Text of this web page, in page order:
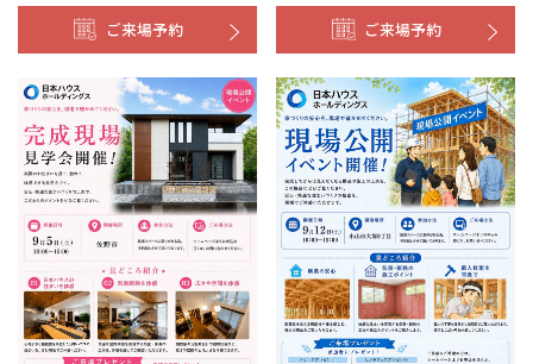
ご来場予約 ご来場予約